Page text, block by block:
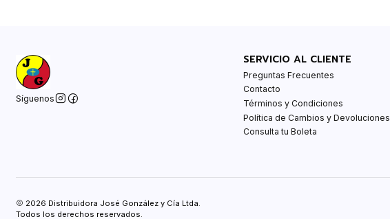
Síguenos
SERVICIO AL CLIENTE
Preguntas Frecuentes
Contacto
Términos y Condiciones
Política de Cambios y Devoluciones
Consulta tu Boleta
2026 Distribuidora José González y Cía Ltda.
Todos los derechos reservados.